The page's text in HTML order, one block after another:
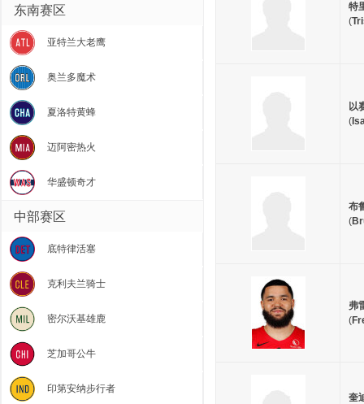
东南赛区
亚特兰大老鹰
奥兰多魔术
夏洛特黄蜂
迈阿密热火
华盛顿奇才
中部赛区
底特律活塞
克利夫兰骑士
密尔沃基雄鹿
芝加哥公牛
印第安纳步行者
特
(
以
(
布
(
弗
(
奎